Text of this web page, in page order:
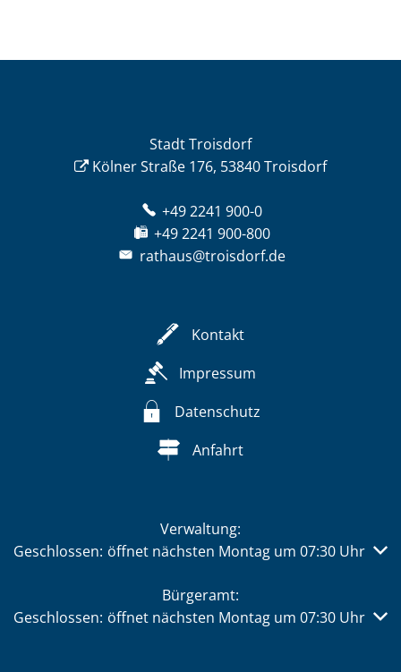
Stadt Troisdorf
Kölner Straße 176, 53840 Troisdorf
+49 2241 900-0
+49 2241 900-800
rathaus@troisdorf.de
Kontakt
Impressum
Datenschutz
Anfahrt
Verwaltung:
Klicken, um weitere Öffnungs- oder Schließzeiten
Geschlossen: öffnet nächsten Montag um 07:30 Uhr
Bürgeramt:
Klicken, um weitere Öffnungs- oder Schließzeiten
Geschlossen: öffnet nächsten Montag um 07:30 Uhr